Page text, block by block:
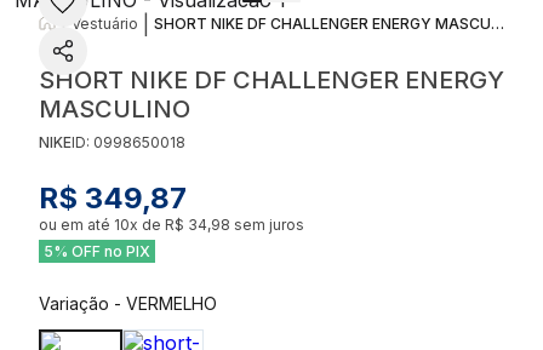
Vestuário SHORT NIKE DF CHALLENGER ENERGY MASCULINO
SHORT NIKE DF CHALLENGER ENERGY
MASCULINO
NIKEID: 0998650018
R$ 349,87
ou em até 10x de R$ 34,98 sem juros
5% OFF no PIX
Variação - VERMELHO